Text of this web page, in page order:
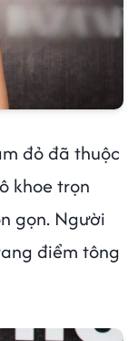
đỏ đã thuộc
khoe trọn
gọn. Người
điểm tông